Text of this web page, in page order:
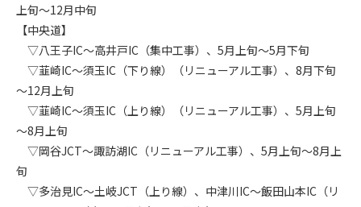
上旬～12月中旬
【中央道】
▽八王子IC～高井戸IC（集中工事）、5月上旬～5月下旬
▽韮崎IC～須玉IC（下り線）（リニューアル工事）、8月下旬
～12月上旬
▽韮崎IC～須玉IC（上り線）（リニューアル工事）、5月上旬
～8月上旬
▽岡谷JCT～諏訪湖IC（リニューアル工事）、5月上旬～8月上
旬
▽多治見IC～土岐JCT（上り線）、中津川IC～飯田山本IC（リ
3. 会員は、IDおよびパスワードの管理不十分、使用上の過誤、
第三者（他の会員を含む）の使用等による損害について責任
を負うものとし、管理者は一切責任を負いません。
第6条（会員の禁止事項）
1. 会員は建設資料館WEB上で以下の行為をしないものとしま
す。
(1) 第三者または管理者の著作権、その他知的所有権を侵害す
(2) 第三者または管理者の財産、プライバシー等を侵害する行